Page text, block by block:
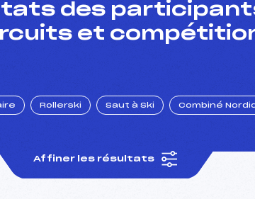
des
et
Rollerski Saut à Ski Combiné
Affiner les résultats